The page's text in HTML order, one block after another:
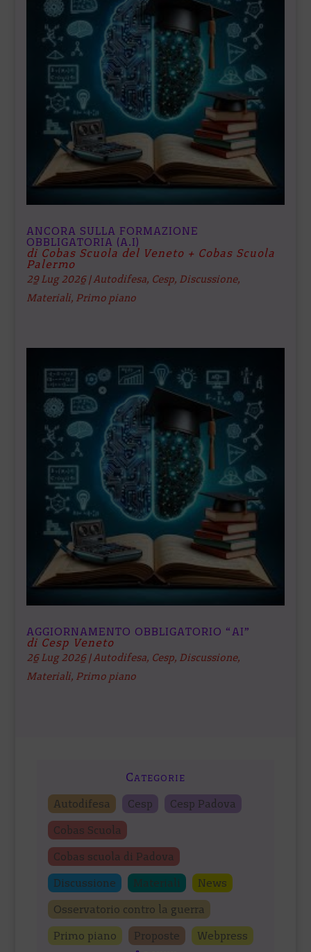
ANCORA SULLA FORMAZIONE
OBBLIGATORIA (A.I)
di Cobas Scuola del Veneto + Cobas Scuola
Palermo
29 Lug 2026|Autodifesa, Cesp, Discussione,
Materiali, Primo piano
AGGIORNAMENTO OBBLIGATORIO “AI”
di Cesp Veneto
26 Lug 2026|Autodifesa, Cesp, Discussione,
Materiali, Primo piano
Categorie
Autodifesa Cesp
Cesp Padova
Cobas Scuola
Cobas scuola di Padova
Discussione
Materiali
News
Osservatorio contro la guerra
Primo piano
Proposte Webpress